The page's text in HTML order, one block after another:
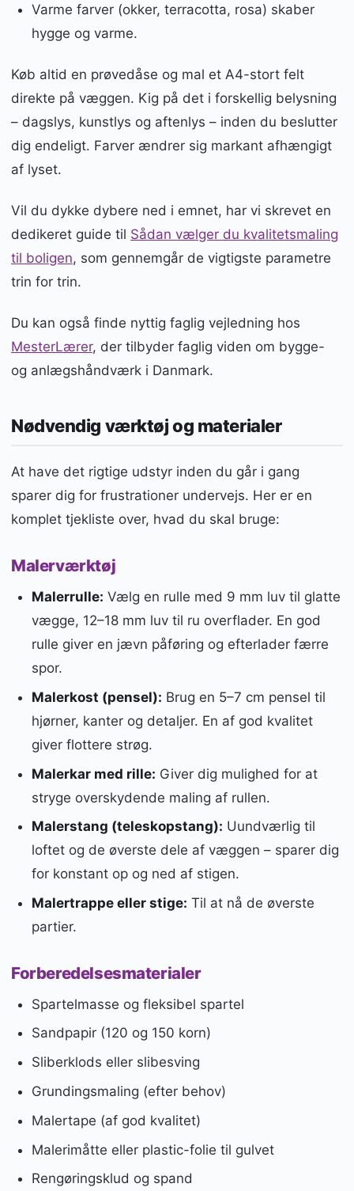
Varme farver (okker, terracotta, rosa) skaber
hygge og varme.
Køb altid en prøvedåse og mal et A4-stort felt
direkte på væggen. Kig på det i forskellig belysning
– dagslys, kunstlys og aftenlys – inden du beslutter
dig endeligt. Farver ændrer sig markant afhængigt
af lyset.
Vil du dykke dybere ned i emnet, har vi skrevet en
dedikeret guide til Sådan vælger du kvalitetsmaling
til boligen, som gennemgår de vigtigste parametre
trin for trin.
Du kan også finde nyttig faglig vejledning hos
MesterLærer, der tilbyder faglig viden om bygge-
og anlægshåndværk i Danmark.
Nødvendig værktøj og materialer
At have det rigtige udstyr inden du går i gang
sparer dig for frustrationer undervejs. Her er en
komplet tjekliste over, hvad du skal bruge:
Malerværktøj
Malerrulle: Vælg en rulle med 9 mm luv til glatte
vægge, 12–18 mm luv til ru overflader. En god
rulle giver en jævn påføring og efterlader færre
spor.
Malerkost (pensel): Brug en 5–7 cm pensel til
hjørner, kanter og detaljer. En af god kvalitet
giver flottere strøg.
Malerkar med rille: Giver dig mulighed for at
stryge overskydende maling af rullen.
Malerstang (teleskopstang): Uundværlig til
loftet og de øverste dele af væggen – sparer dig
for konstant op og ned af stigen.
Malertrappe eller stige: Til at nå de øverste
partier.
Forberedelsesmaterialer
Spartelmasse og fleksibel spartel
Sandpapir (120 og 150 korn)
Sliberklods eller slibesving
Grundingsmaling (efter behov)
Malertape (af god kvalitet)
Malerimåtte eller plastic-folie til gulvet
Rengøringsklud og spand